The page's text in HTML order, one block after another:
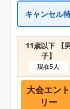
キャンセル
繰り上がりが
11歳以下 【
子】
現在5人
大会エント
リー